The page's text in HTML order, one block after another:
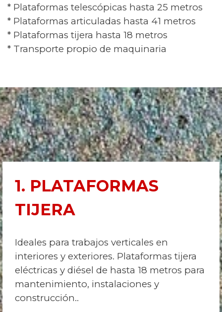
* Plataformas telescópicas hasta 25 metros
* Plataformas articuladas hasta 41 metros
* Plataformas tijera hasta 18 metros
* Transporte propio de maquinaria
1. PLATAFORMAS
TIJERA
Ideales para trabajos verticales en
interiores y exteriores. Plataformas tijera
eléctricas y diésel de hasta 18 metros para
mantenimiento, instalaciones y
construcción..